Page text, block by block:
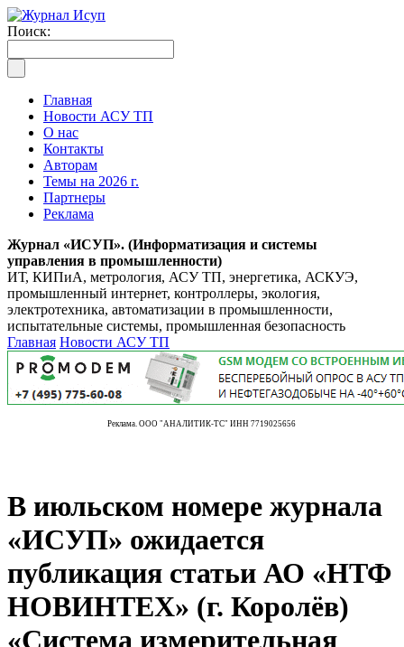
Поиск:
Главная
Новости АСУ ТП
О нас
Контакты
Авторам
Темы на 2026 г.
Партнеры
Реклама
Журнал «ИСУП». (Информатизация и системы
управления в промышленности)
ИТ, КИПиА, метрология, АСУ ТП, энергетика, АСКУЭ,
промышленный интернет, контроллеры, экология,
электротехника, автоматизации в промышленности,
испытательные системы, промышленная безопасность
Главная Новости АСУ ТП
Реклама. ООО "АНАЛИТИК-ТС" ИНН 7719025656
В июльском номере журнала
«ИСУП» ожидается
публикация статьи АО «НТФ
НОВИНТЕХ» (г. Королёв)
«Система измерительная